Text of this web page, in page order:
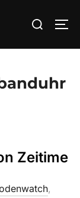
Suchen
Zeitime
,